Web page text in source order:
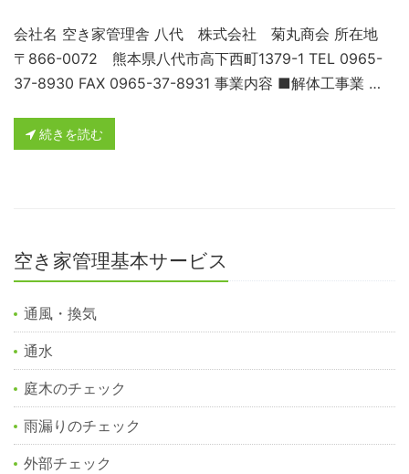
会社名 空き家管理舎 八代 株式会社 菊丸商会 所在地
〒866-0072 熊本県八代市高下西町1379-1 TEL 0965-
37-8930 FAX 0965-37-8931 事業内容 ■解体工事業 …
続きを読む
空き家管理基本サービス
通風・換気
通水
庭木のチェック
雨漏りのチェック
外部チェック